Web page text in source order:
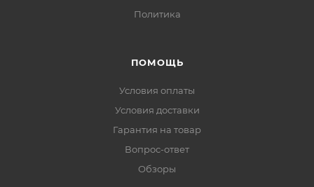
Политика
ПОМОЩЬ
Условия оплаты
Условия доставки
Гарантия на товар
Вопрос-ответ
Обзоры